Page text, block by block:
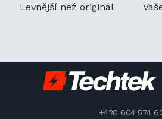
Levnější než originál
+420 604 574